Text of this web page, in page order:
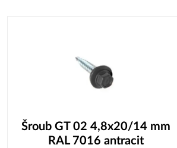
Šroub GT 02 4,8x20/14 mm
RAL 7016 antracit